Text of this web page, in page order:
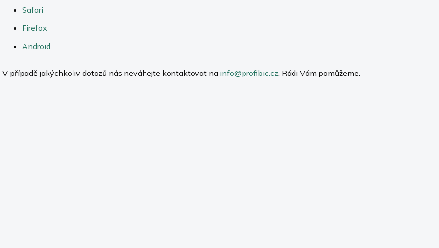
Safari
Firefox
Android
V případě jakýchkoliv dotazů nás neváhejte kontaktovat na info@profibio.cz. Rádi Vám pomůžeme.